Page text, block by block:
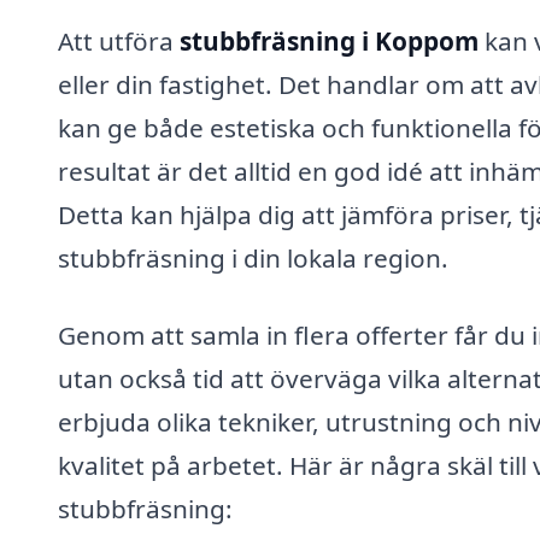
Att utföra stubbfräsning i Koppom kan
eller din fastighet. Det handlar om att
kan ge både estetiska och funktionella
resultat är det alltid en god idé att
Detta kan hjälpa dig att jämföra priser,
stubbfräsning i din lokala region.
Genom att samla in flera offerter får
utan också tid att överväga vilka
erbjuda olika tekniker, utrustning och
kvalitet på arbetet. Här är några skäl
stubbfräsning: